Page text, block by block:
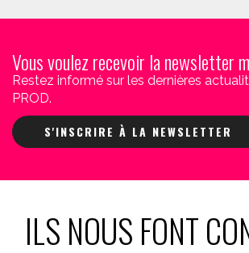
Vous voulez recevoir la newsletter
Restez informé sur les dernières
PROD.
S'INSCRIRE À LA NEWSLETTER
ILS NOUS FONT